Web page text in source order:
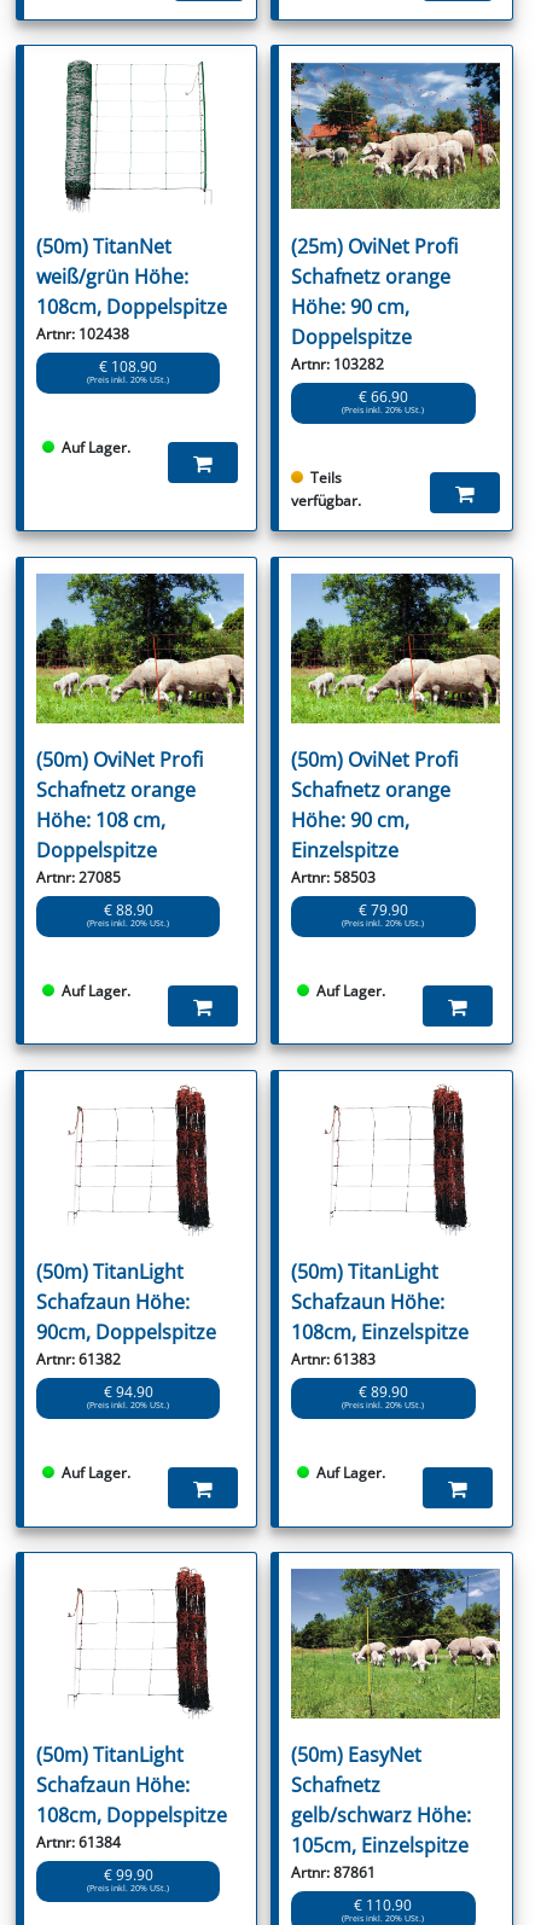
(50m) TitanNet
weiß/grün Höhe:
108cm, Doppelspitze
Artnr: 102438
€ 108.90
(Preis inkl. 20% USt.)
Auf Lager.
(25m) OviNet Profi
Schafnetz orange
Höhe: 90 cm,
Doppelspitze
Artnr: 103282
€ 66.90
(Preis inkl. 20% USt.)
Teils
verfügbar.
(50m) OviNet Profi
Schafnetz orange
Höhe: 108 cm,
Doppelspitze
Artnr: 27085
€ 88.90
(Preis inkl. 20% USt.)
Auf Lager.
(50m) OviNet Profi
Schafnetz orange
Höhe: 90 cm,
Einzelspitze
Artnr: 58503
€ 79.90
(Preis inkl. 20% USt.)
Auf Lager.
(50m) TitanLight
Schafzaun Höhe:
90cm, Doppelspitze
Artnr: 61382
€ 94.90
(Preis inkl. 20% USt.)
Auf Lager.
(50m) TitanLight
Schafzaun Höhe:
108cm, Einzelspitze
Artnr: 61383
€ 89.90
(Preis inkl. 20% USt.)
Auf Lager.
(50m) TitanLight
Schafzaun Höhe:
108cm, Doppelspitze
Artnr: 61384
€ 99.90
(Preis inkl. 20% USt.)
(50m) EasyNet
Schafnetz
gelb/schwarz Höhe:
105cm, Einzelspitze
Artnr: 87861
€ 110.90
(Preis inkl. 20% USt.)